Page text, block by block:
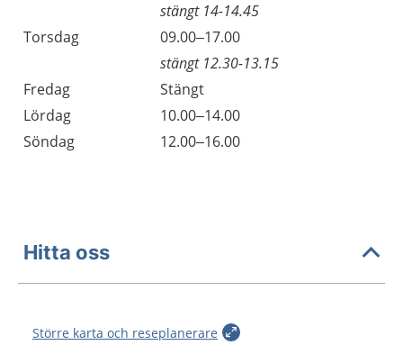
stängt 14-14.45
Torsdag
09.00–17.00
stängt 12.30-13.15
Fredag
Stängt
Lördag
10.00–14.00
Söndag
12.00–16.00
Hitta oss
Större karta och reseplanerare